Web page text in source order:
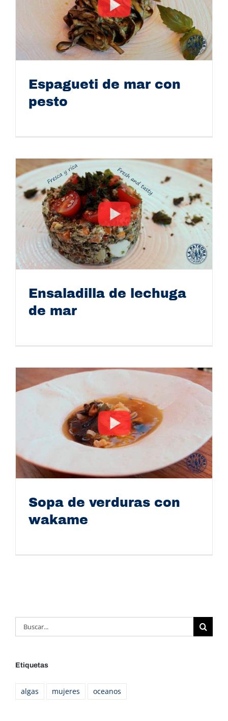
Espagueti de mar con
pesto
Ensaladilla de lechuga
de mar
Sopa de verduras con
wakame
Buscar:
Etiquetas
algas mujeres oceanos